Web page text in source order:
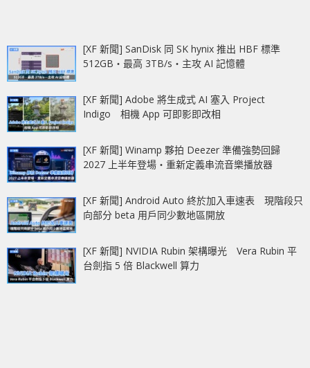
[XF 新聞] SanDisk 同 SK hynix 推出 HBF 標準
512GB‧最高 3TB/s‧主攻 AI 記憶體
[XF 新聞] Adobe 將生成式 AI 塞入 Project
Indigo 相機 App 可即影即改相
[XF 新聞] Winamp 夥拍 Deezer 準備強勢回歸
2027 上半年登場‧重新定義串流音樂播放器
[XF 新聞] Android Auto 終於加入車速表 現階段只
向部分 beta 用戶同少數地區開放
[XF 新聞] NVIDIA Rubin 架構曝光 Vera Rubin 平
台劍指 5 倍 Blackwell 算力